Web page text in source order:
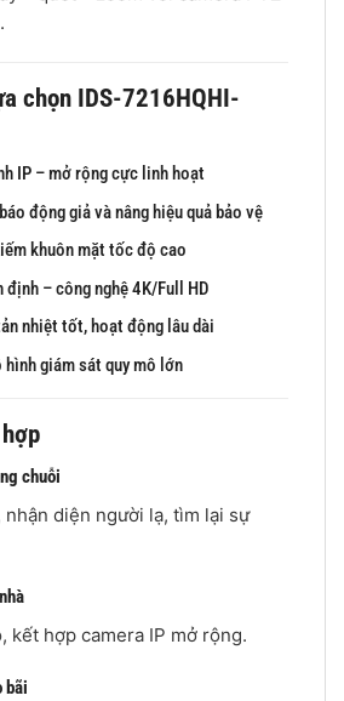
chọn IDS-7216HQHI-
IP – mở rộng cực linh hoạt
động giả và nâng hiệu quả bảo vệ
khuôn mặt tốc độ cao
– công nghệ 4K/Full HD
nhiệt tốt, hoạt động lâu dài
giám sát quy mô lớn
chuỗi
nhận diện người lạ, tìm lại sự
kết hợp camera IP mở rộng.
bãi